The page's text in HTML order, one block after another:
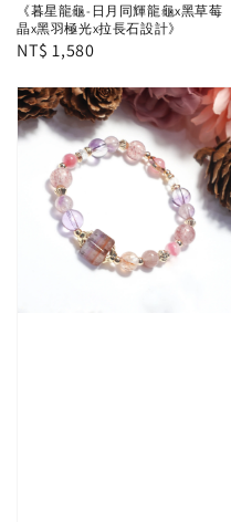
《暮星龍龜-日月同輝龍龜x黑草莓
晶x黑羽極光x拉長石設計》
Regular
NT$ 1,580